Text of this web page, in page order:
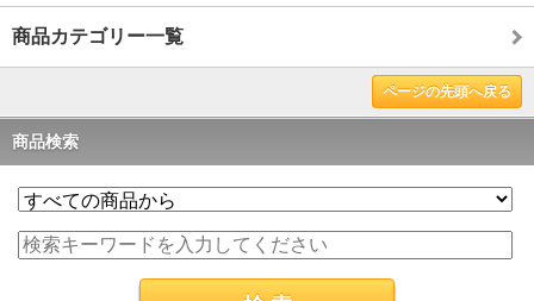
商品カテゴリー一覧
ページの先頭へ戻る
商品検索